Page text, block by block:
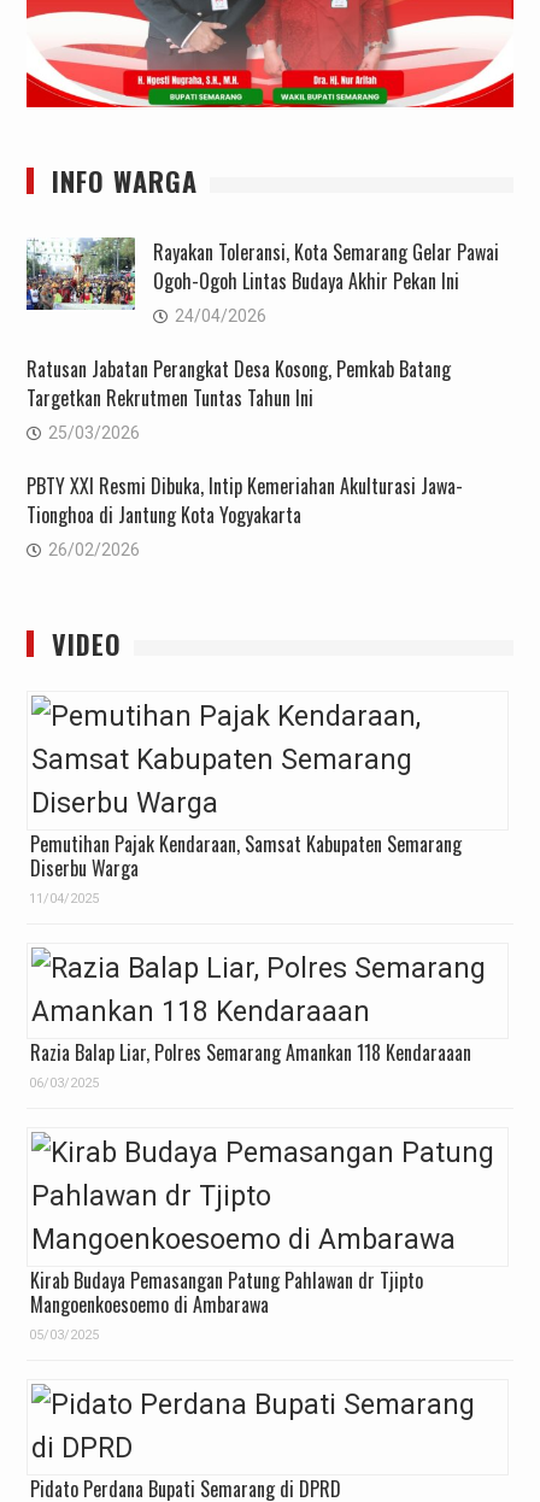
INFO WARGA
Rayakan Toleransi, Kota Semarang Gelar Pawai
Ogoh-Ogoh Lintas Budaya Akhir Pekan Ini
24/04/2026
Ratusan Jabatan Perangkat Desa Kosong, Pemkab Batang
Targetkan Rekrutmen Tuntas Tahun Ini
25/03/2026
PBTY XXI Resmi Dibuka, Intip Kemeriahan Akulturasi Jawa-
Tionghoa di Jantung Kota Yogyakarta
26/02/2026
VIDEO
Pemutihan Pajak Kendaraan, Samsat Kabupaten Semarang
Diserbu Warga
11/04/2025
Razia Balap Liar, Polres Semarang Amankan 118 Kendaraaan
06/03/2025
Kirab Budaya Pemasangan Patung Pahlawan dr Tjipto
Mangoenkoesoemo di Ambarawa
05/03/2025
Pidato Perdana Bupati Semarang di DPRD